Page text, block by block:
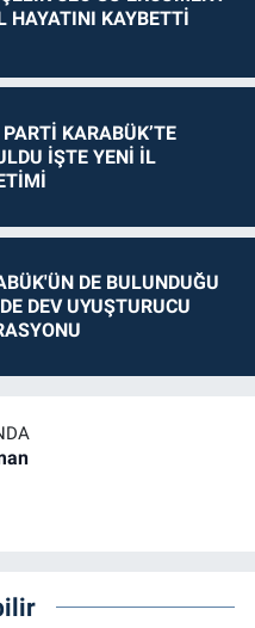
HAYATINI KAYBETTİ
KARABÜK’TE
İŞTE YENİ İL
DE BULUNDUĞU
DEV UYUŞTURUCU